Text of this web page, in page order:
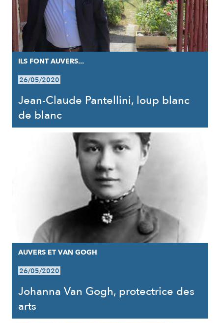
ILS FONT AUVERS...
26/05/2020
Jean-Claude Pantellini, loup blanc
de blanc
AUVERS ET VAN GOGH
26/05/2020
Johanna Van Gogh, protectrice des
arts